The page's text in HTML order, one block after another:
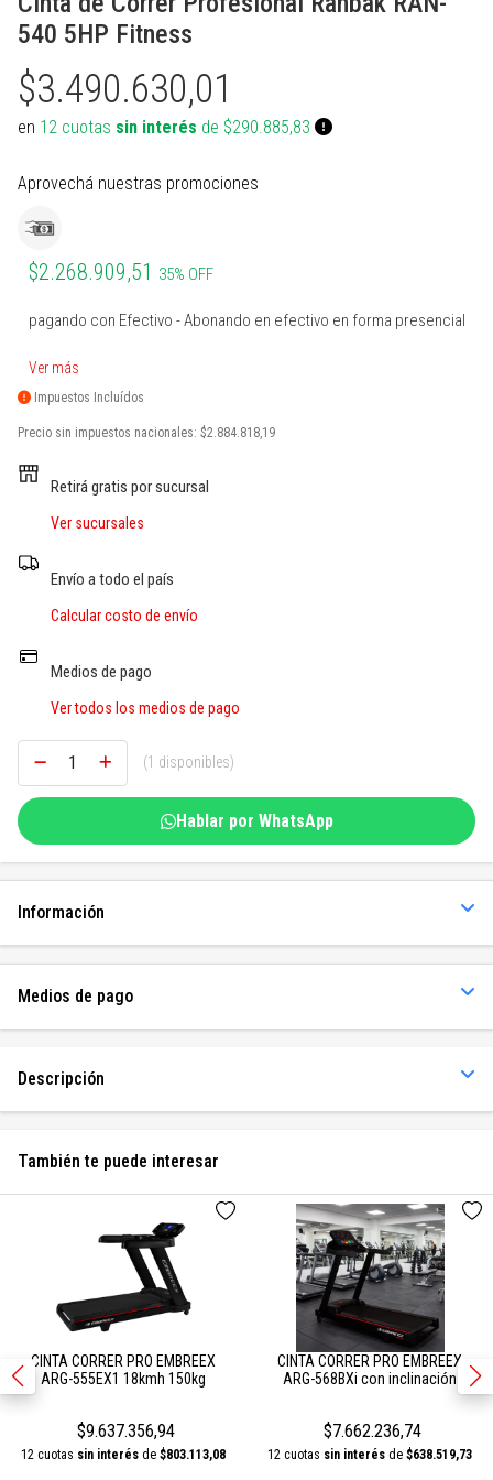
PROTECCIONES BOXEO
PERA Y CIELO Y TIERRA
Ver todos
SUPLEMENTOS NATURALES
Ver todos
INDUMENTARIA TERMICA
REHABILITACION
MARCACION Y COORDINACION
PROPOCIOCEPCION
PESAS RUSAS
PROTECCIONES
Ver todos
TENIS DE MESA
BOLSOS PORTA PELOTAS
PATINES Y AFINES
PELOTAS COLEGIALES
RUGBY Y FUTBOL AMERICANO
INFLADORES Y SILBATOS
INDUMENTARIA Y MEDIAS
SOGAS Y OTROS
Ver todos
540 5HP Fitness
$3.490.630,01
en 12 cuotas sin interés de $290.885,83
Aprovechá nuestras promociones
$2.268.909,51 35% OFF
pagando con Efectivo - Abonando en efectivo en forma presencial
Ver más
Impuestos Incluídos
Precio sin impuestos nacionales: $2.884.818,19
Retirá gratis por sucursal
Ver sucursales
Envío a todo el país
Calcular costo de envío
Medios de pago
Ver todos los medios de pago
(1 disponibles)
Hablar por WhatsApp
Información
Medios de pago
Descripción
También te puede interesar
CINTA CORRER PRO EMBREEX
ARG-555EX1 18kmh 150kg
$9.637.356,94
12 cuotas sin interés de $803.113,08
CINTA CORRER PRO EMBREEX
ARG-568BXi con inclinación
$7.662.236,74
12 cuotas sin interés de $638.519,73